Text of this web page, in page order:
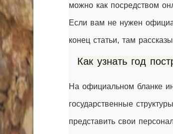
можно как посредством
Если вам не нужен
конец статьи, там
Как узнать год
На официальном бланке
государственные
представить свои